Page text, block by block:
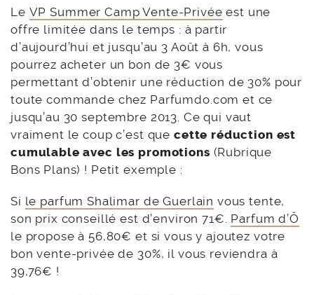
Le VP Summer Camp Vente-Privée est une
offre limitée dans le temps : à partir
d’aujourd’hui et jusqu’au 3 Août à 6h, vous
pourrez acheter un bon de 3€ vous
permettant d’obtenir une réduction de 30% pour
toute commande chez Parfumdo.com et ce
jusqu’au 30 septembre 2013. Ce qui vaut
vraiment le coup c’est que cette réduction est
cumulable avec les promotions (Rubrique
Bons Plans) ! Petit exemple :
Si le parfum Shalimar de Guerlain vous tente,
son prix conseillé est d’environ 71€. Parfum d’Ô
le propose à 56,80€ et si vous y ajoutez votre
bon vente-privée de 30%, il vous reviendra à
39,76€ !